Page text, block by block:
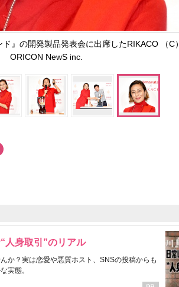
』の開発製品発表会に出席したRIKACO （C）
ORICON NewS inc.
人身取引”のリアル
か？実は恋愛や悪質ホスト、SNSの投稿からも
実態。